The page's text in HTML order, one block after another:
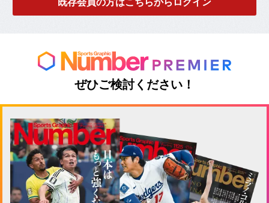
ぜひご検討ください！